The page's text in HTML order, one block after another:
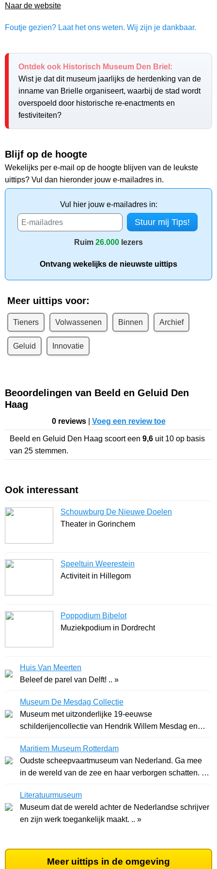
Naar de website
Foutje gezien? Laat het ons weten. Wij zijn je dankbaar.
Ontdek ook Historisch Museum Den Briel:
Wist je dat dit museum jaarlijks de herdenking van de
inname van Brielle organiseert, waarbij de stad wordt
overspoeld door historische re-enactments en
festiviteiten?
Blijf op de hoogte
Wekelijks per e-mail op de hoogte blijven van de leukste
uittips? Vul dan hieronder jouw e-mailadres in.
Vul hier jouw e-mailadres in:
Ruim 26.000 lezers
Ontvang wekelijks de nieuwste uittips
Meer uittips voor:
Tieners Volwassenen Binnen Archief
Geluid Innovatie
Beoordelingen van Beeld en Geluid Den
Haag
0 reviews| Voeg een review toe
Beeld en Geluid Den Haag scoort een 9,6 uit 10 op basis
van 25 stemmen.
Ook interessant
Schouwburg De Nieuwe Doelen
Theater in Gorinchem
Speeltuin Weerestein
Activiteit in Hillegom
Poppodium Bibelot
Muziekpodium in Dordrecht
Huis Van Meerten
Beleef de parel van Delft! .. »
Museum De Mesdag Collectie
Museum met uitzonderlijke 19-eeuwse
schilderijencollectie van Hendrik Willem Mesdag en
Maritiem Museum Rotterdam
Oudste scheepvaartmuseum van Nederland. Ga mee
in de wereld van de zee en haar verborgen schatten. ..
Literatuurmuseum
Museum dat de wereld achter de Nederlandse schrijver
en zijn werk toegankelijk maakt. .. »
Meer uittips in de omgeving